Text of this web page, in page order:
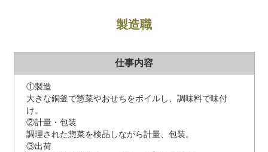
製造職
仕事内容
①製造
大きな銅釜で惣菜やおせちをボイルし、調味料で味付
け。
②計量・包装
調理された惣菜を検品しながら計量、包装。
③出荷